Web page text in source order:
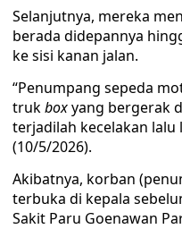
Selanjutnya, mereka
berada didepannya
ke sisi kanan jalan.
“Penumpang sepeda
trukboxyang bergerak
terjadilah kecelakan lalu
(10/5/2026).
Akibatnya, korban
terbuka di kepala
Sakit Paru Goenawan